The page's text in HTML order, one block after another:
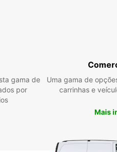
gama de
por
Uma gama de
carrinhas e
Mais